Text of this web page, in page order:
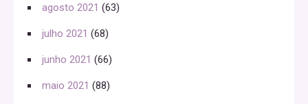
agosto 2021 (63)
julho 2021 (68)
junho 2021 (66)
maio 2021 (88)